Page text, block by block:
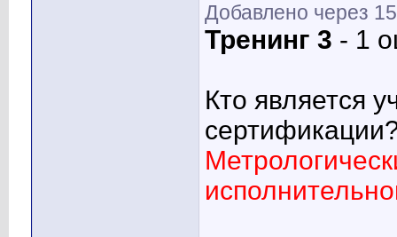
Добавлено через
Тренинг 3 - 1
Кто является